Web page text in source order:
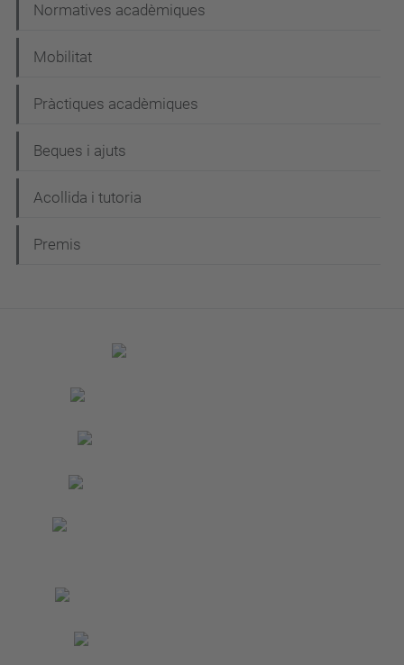
Normatives acadèmiques
Mobilitat
Pràctiques acadèmiques
Beques i ajuts
Acollida i tutoria
Premis